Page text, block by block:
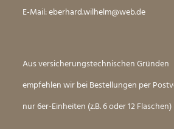
E-Mail:eberhard.wilhelm@web.de
Aus versicherungstechnischen Gründen
empfehlen wir bei Bestellungen per
nur 6er-Einheiten (z.B. 6 oder 12 Flaschen)